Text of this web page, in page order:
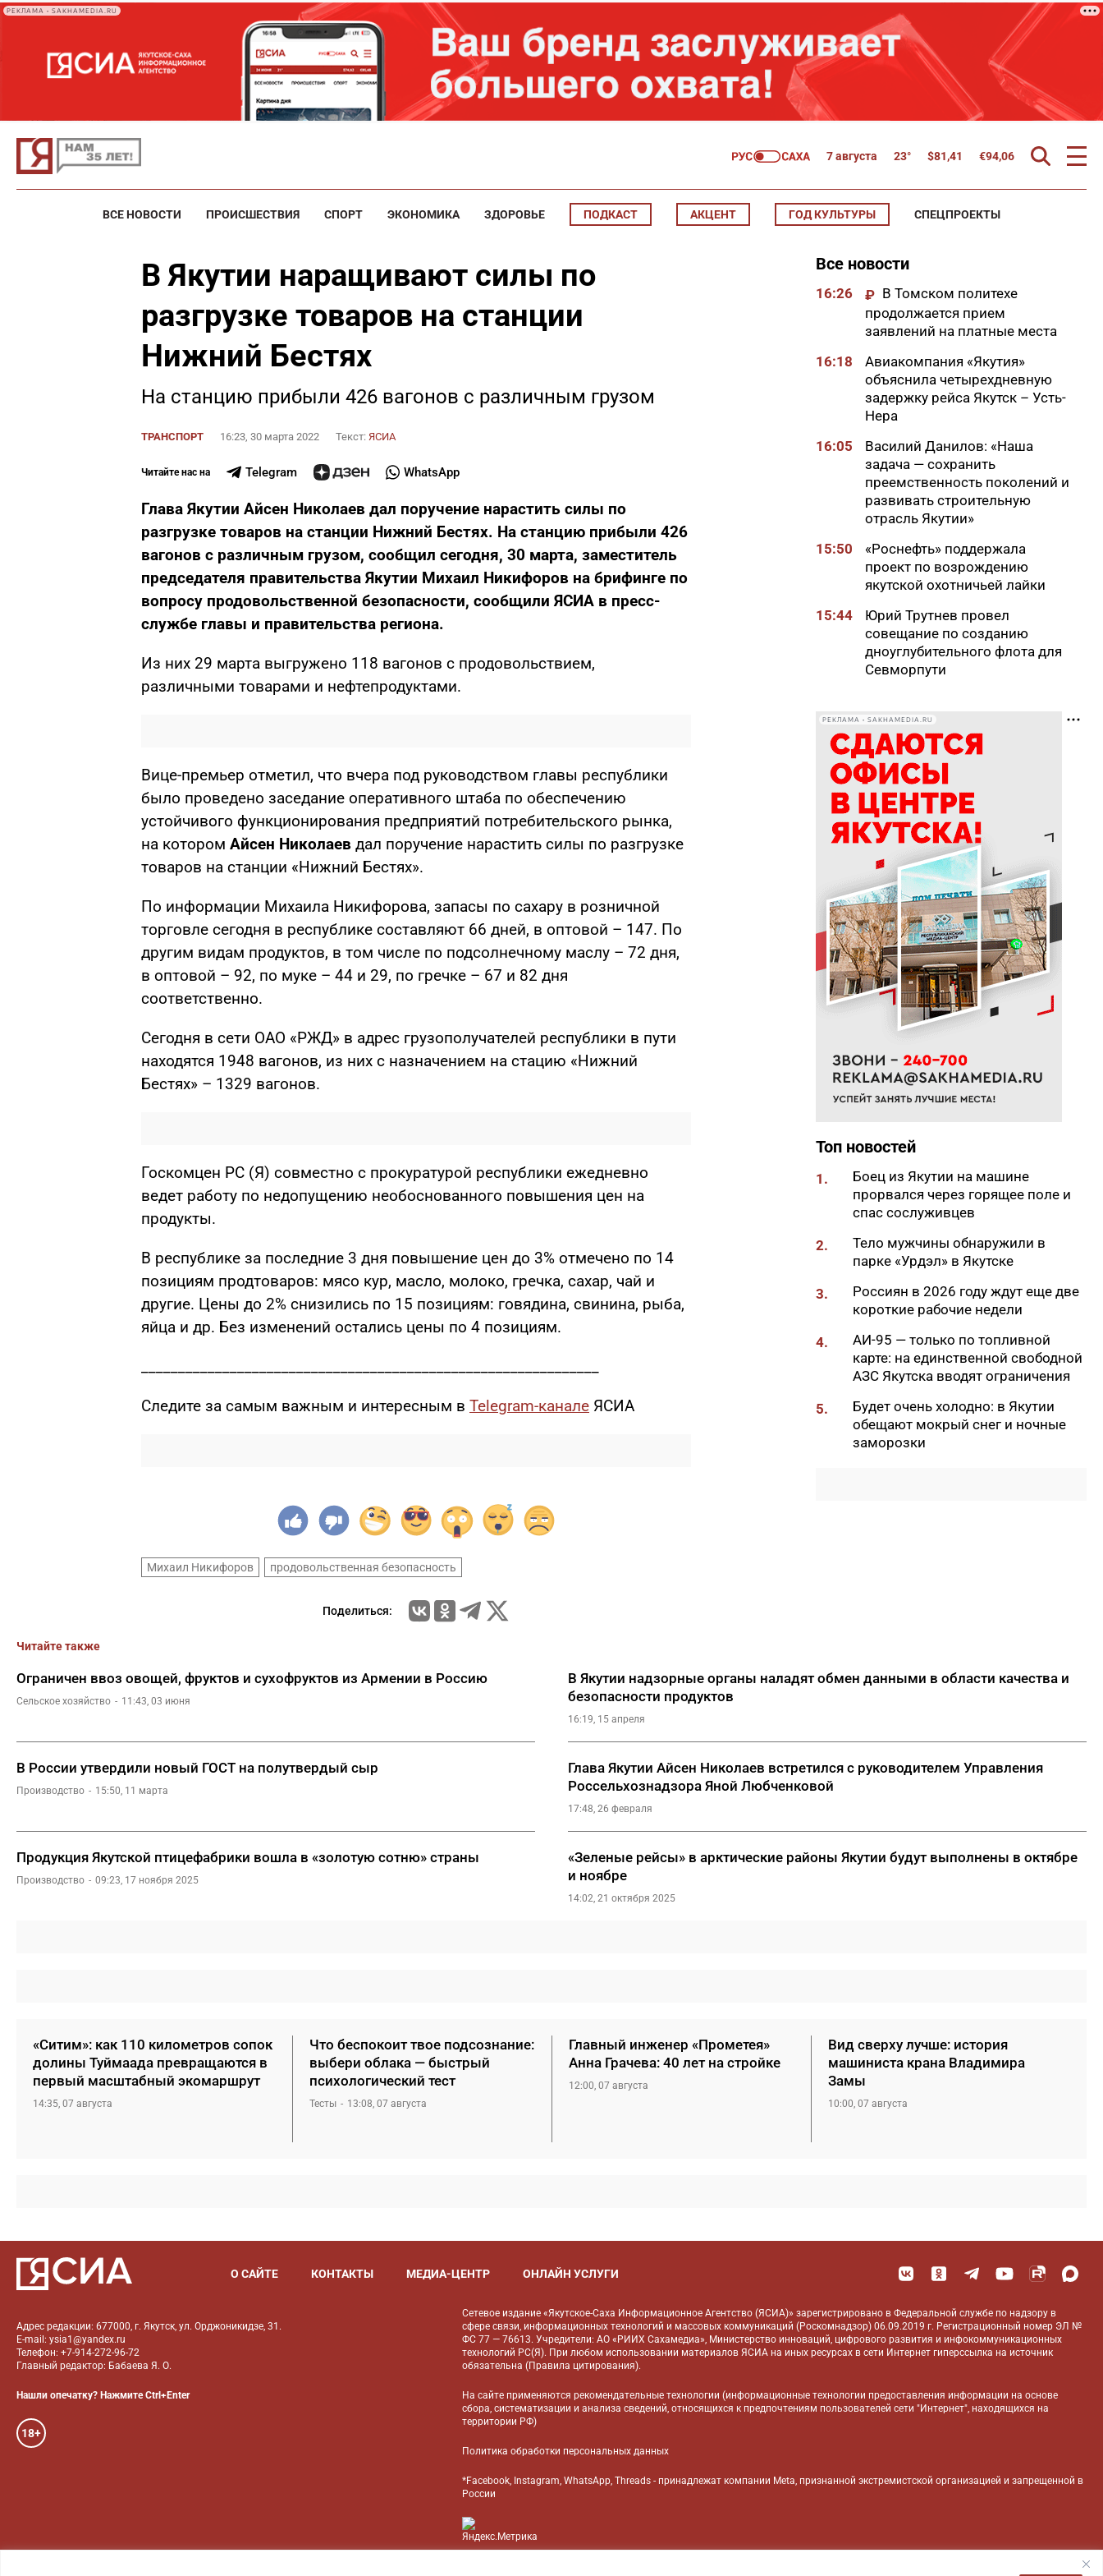
РЕКЛАМА • SAKHAMEDIA.RU
7 августа 23° $81,41 €94,06
ВСЕ НОВОСТИ ПРОИСШЕСТВИЯ СПОРТ ЭКОНОМИКА ЗДОРОВЬЕ ПОДКАСТ АКЦЕНТ ГОД КУЛЬТУРЫ СПЕЦПРОЕКТЫ
В Якутии наращивают силы по
разгрузке товаров на станции
Нижний Бестях
На станцию прибыли 426 вагонов с различным грузом
ТРАНСПОРТ 16:23, 30 марта 2022 Текст: ЯСИА
Читайте нас на Telegram WhatsApp
Глава Якутии Айсен Николаев дал поручение нарастить силы по
разгрузке товаров на станции Нижний Бестях. На станцию прибыли 426
вагонов с различным грузом, сообщил сегодня, 30 марта, заместитель
председателя правительства Якутии Михаил Никифоров на брифинге по
вопросу продовольственной безопасности, сообщили ЯСИА в пресс-
службе главы и правительства региона.
Из них 29 марта выгружено 118 вагонов с продовольствием,
различными товарами и нефтепродуктами.
Вице-премьер отметил, что вчера под руководством главы республики
было проведено заседание оперативного штаба по обеспечению
устойчивого функционирования предприятий потребительского рынка,
на котором Айсен Николаев дал поручение нарастить силы по разгрузке
товаров на станции «Нижний Бестях».
По информации Михаила Никифорова, запасы по сахару в розничной
торговле сегодня в республике составляют 66 дней, в оптовой – 147. По
другим видам продуктов, в том числе по подсолнечному маслу – 72 дня,
в оптовой – 92, по муке – 44 и 29, по гречке – 67 и 82 дня
соответственно.
Сегодня в сети ОАО «РЖД» в адрес грузополучателей республики в пути
находятся 1948 вагонов, из них с назначением на стацию «Нижний
Бестях» – 1329 вагонов.
Госкомцен РС (Я) совместно с прокуратурой республики ежедневно
ведет работу по недопущению необоснованного повышения цен на
продукты.
В республике за последние 3 дня повышение цен до 3% отмечено по 14
позициям продтоваров: мясо кур, масло, молоко, гречка, сахар, чай и
другие. Цены до 2% снизились по 15 позициям: говядина, свинина, рыба,
яйца и др. Без изменений остались цены по 4 позициям.
Следите за самым важным и интересным в Telegram-канале ЯСИА
Михаил Никифоров продовольственная безопасность
Поделиться:
Все новости
16:26 ₽ В Томском политехе
продолжается прием
заявлений на платные места
16:18
Авиакомпания «Якутия»
объяснила четырехдневную
задержку рейса Якутск – Усть-
Нера
16:05
Василий Данилов: «Наша
задача — сохранить
преемственность поколений и
развивать строительную
отрасль Якутии»
15:50
«Роснефть» поддержала
проект по возрождению
якутской охотничьей лайки
15:44
Юрий Трутнев провел
совещание по созданию
дноуглубительного флота для
Севморпути
подачи документов в Якутске
приняли более 300 заявлений
15:30
Мультфильмы по мотивам
эвенских сказок покажут в
Якутске
15:15
Гороскоп на 8 августа 2026
года для всех знаков зодиака
Единый день подачи
документов в колледжи и
техникумы организовали в
Якутске
14:35
«Ситим»: как 110 километров
сопок долины Туймаада
превращаются в первый
масштабный экомаршрут
развития ИИ станет новой
точкой роста цифровой
экономики Якутии
Специальный проект ЯСИА к
юбилею строительной
отрасли
МВД предупредило семьи
участников СВО о новых
схемах обмана
13:41
В Якутии заготовили более
104 000 тонн сена
13:31
В Госдуме предложили
увеличить МРОТ до 50 000
рублей
13:22
Якутский горсуд оправдал
обвиняемого по делу о
лесном пожаре на 51 миллион
рублей
12:07
Якутские танцоры завоевали
Китае
ДАЛЕЕ
РЕКЛАМА • SAKHAMEDIA.RU
Топ новостей
1.
Боец из Якутии на машине
прорвался через горящее поле и
спас сослуживцев
2.
Тело мужчины обнаружили в
парке «Урдэл» в Якутске
3.
Россиян в 2026 году ждут еще две
короткие рабочие недели
4.
АИ-95 — только по топливной
карте: на единственной свободной
АЗС Якутска вводят ограничения
5.
Будет очень холодно: в Якутии
обещают мокрый снег и ночные
заморозки
Читайте также
Ограничен ввоз овощей, фруктов и сухофруктов из Армении в Россию
Сельское хозяйство 11:43, 03 июня
В Якутии надзорные органы наладят обмен данными в области качества и
безопасности продуктов
16:19, 15 апреля
В России утвердили новый ГОСТ на полутвердый сыр
Производство 15:50, 11 марта
Глава Якутии Айсен Николаев встретился с руководителем Управления
Россельхознадзора Яной Любченковой
17:48, 26 февраля
Продукция Якутской птицефабрики вошла в «золотую сотню» страны
Производство 09:23, 17 ноября 2025
«Зеленые рейсы» в арктические районы Якутии будут выполнены в октябре
и ноябре
14:02, 21 октября 2025
«Ситим»: как 110 километров сопок
долины Туймаада превращаются в
первый масштабный экомаршрут
14:35, 07 августа
Что беспокоит твое подсознание:
выбери облака — быстрый
психологический тест
Тесты 13:08, 07 августа
Главный инженер «Прометея»
Анна Грачева: 40 лет на стройке
12:00, 07 августа
Вид сверху лучше: история
машиниста крана Владимира
Замы
10:00, 07 августа
О САЙТЕ КОНТАКТЫ МЕДИА-ЦЕНТР ОНЛАЙН УСЛУГИ
Адрес редакции: 677000, г. Якутск, ул. Орджоникидзе, 31.
E-mail: ysia1@yandex.ru
Телефон: +7-914-272-96-72
Главный редактор: Бабаева Я. О.
Нашли опечатку? Нажмите Ctrl+Enter
18+
Сетевое издание «Якутское-Саха Информационное Агентство (ЯСИА)» зарегистрировано в Федеральной службе по надзору в
сфере связи, информационных технологий и массовых коммуникаций (Роскомнадзор) 06.09.2019 г. Регистрационный номер ЭЛ №
ФС 77 — 76613. Учредители: АО «РИИХ Сахамедиа», Министерство инноваций, цифрового развития и инфокоммуникационных
технологий РС(Я). При любом использовании материалов ЯСИА на иных ресурсах в сети Интернет гиперссылка на источник
обязательна (Правила цитирования).
На сайте применяютсярекомендательные технологии (информационные технологии предоставления информации на основе
сбора, систематизации и анализа сведений, относящихся к предпочтениям пользователей сети "Интернет", находящихся на
территории РФ)
Политика обработки персональных данных
*Facebook, Instagram, WhatsApp, Threads - принадлежат компании Meta, признанной экстремистской организацией и запрещенной в
России